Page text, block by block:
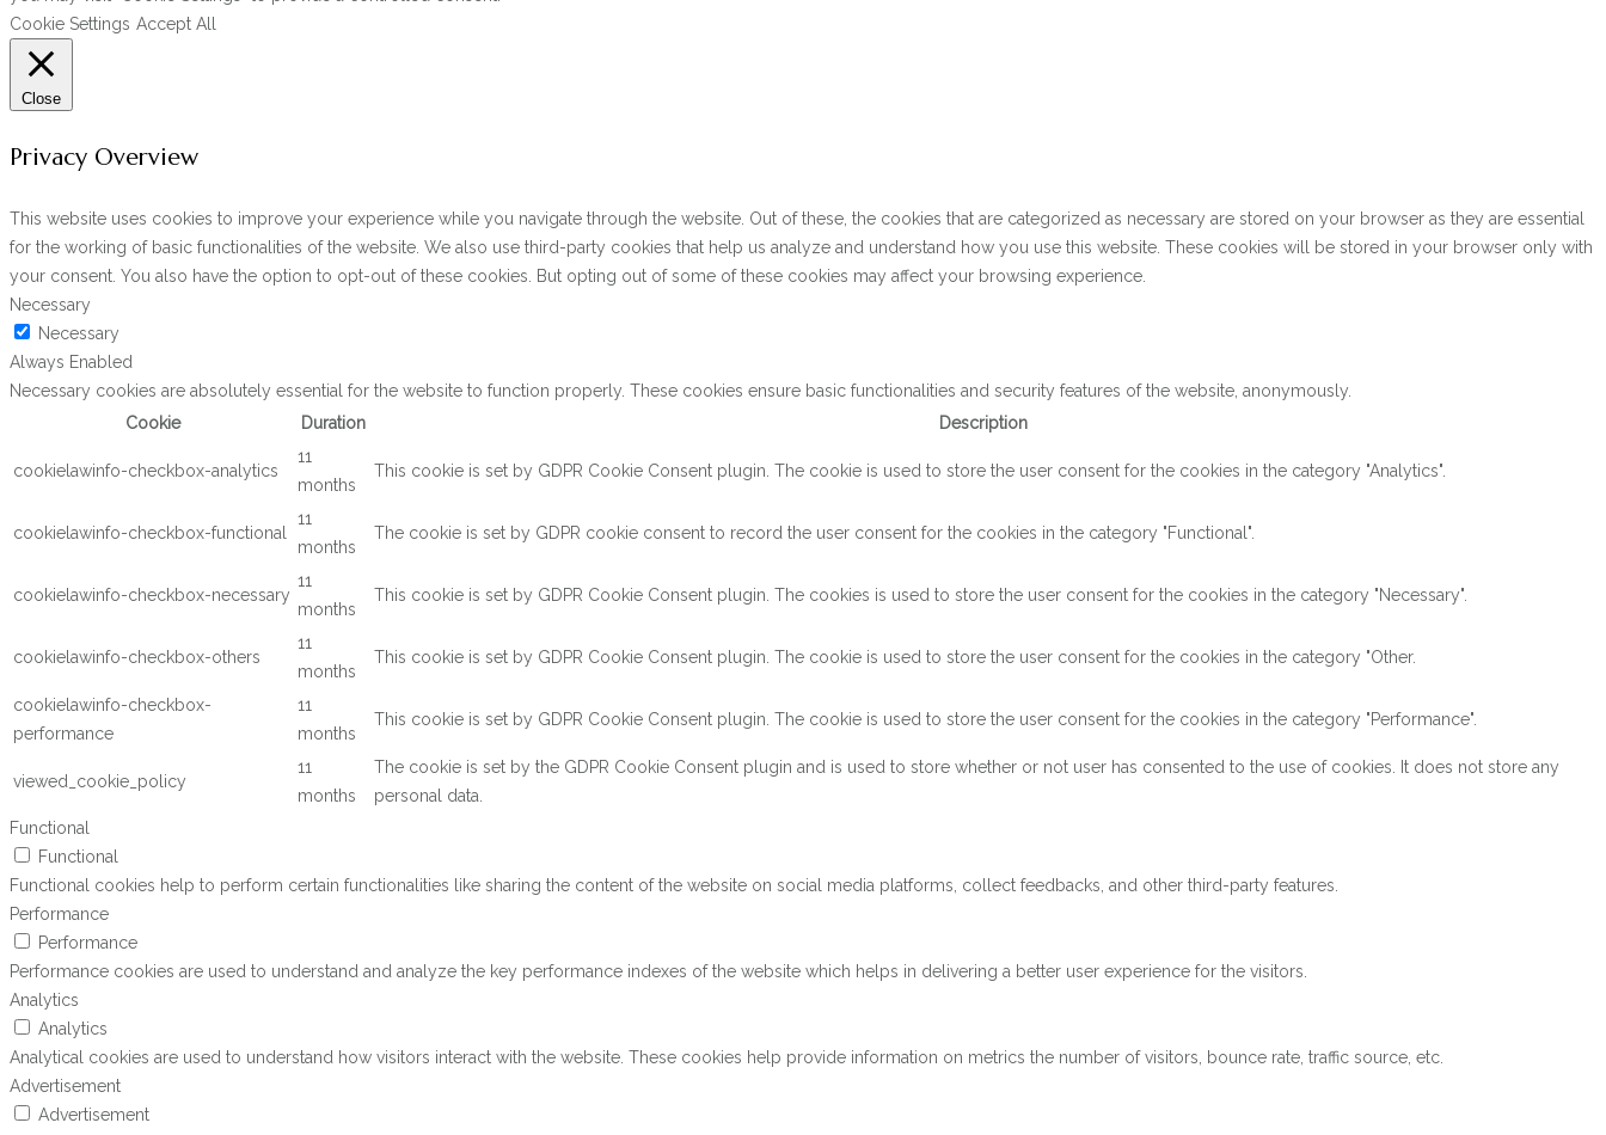
Cookie Settings Accept All
Close
Privacy Overview
This website uses cookies to improve your experience while you navigate through the website. Out of these, the cookies that are categorized as necessary are stored on your browser as they are essential
for the working of basic functionalities of the website. We also use third-party cookies that help us analyze and understand how you use this website. These cookies will be stored in your browser only with
your consent. You also have the option to opt-out of these cookies. But opting out of some of these cookies may affect your browsing experience.
Necessary
Necessary
Always Enabled
Necessary cookies are absolutely essential for the website to function properly. These cookies ensure basic functionalities and security features of the website, anonymously.
Cookie
Duration Description
cookielawinfo-checkbox-analytics
11
months
This cookie is set by GDPR Cookie Consent plugin. The cookie is used to store the user consent for the cookies in the category "Analytics".
cookielawinfo-checkbox-functional
11
months
The cookie is set by GDPR cookie consent to record the user consent for the cookies in the category "Functional".
cookielawinfo-checkbox-necessary
11
months
This cookie is set by GDPR Cookie Consent plugin. The cookies is used to store the user consent for the cookies in the category "Necessary".
cookielawinfo-checkbox-others
11
months
This cookie is set by GDPR Cookie Consent plugin. The cookie is used to store the user consent for the cookies in the category "Other.
cookielawinfo-checkbox-
performance
11
months
This cookie is set by GDPR Cookie Consent plugin. The cookie is used to store the user consent for the cookies in the category "Performance".
viewed_cookie_policy
11
months
The cookie is set by the GDPR Cookie Consent plugin and is used to store whether or not user has consented to the use of cookies. It does not store any
personal data.
Functional
Functional
Functional cookies help to perform certain functionalities like sharing the content of the website on social media platforms, collect feedbacks, and other third-party features.
Performance
Performance
Performance cookies are used to understand and analyze the key performance indexes of the website which helps in delivering a better user experience for the visitors.
Analytics
Analytics
Analytical cookies are used to understand how visitors interact with the website. These cookies help provide information on metrics the number of visitors, bounce rate, traffic source, etc.
Advertisement
Advertisement